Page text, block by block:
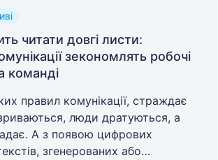
читати довгі листи:
зекономлять робочі
команді
правил комунікації, страждає
люди дратуються, а
А з появою цифрових
згенерованих або